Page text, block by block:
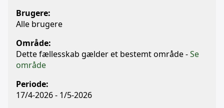
Brugere:
Alle brugere
Område:
Dette fællesskab gælder et bestemt område -Se
område
Periode:
17/4-2026 - 1/5-2026